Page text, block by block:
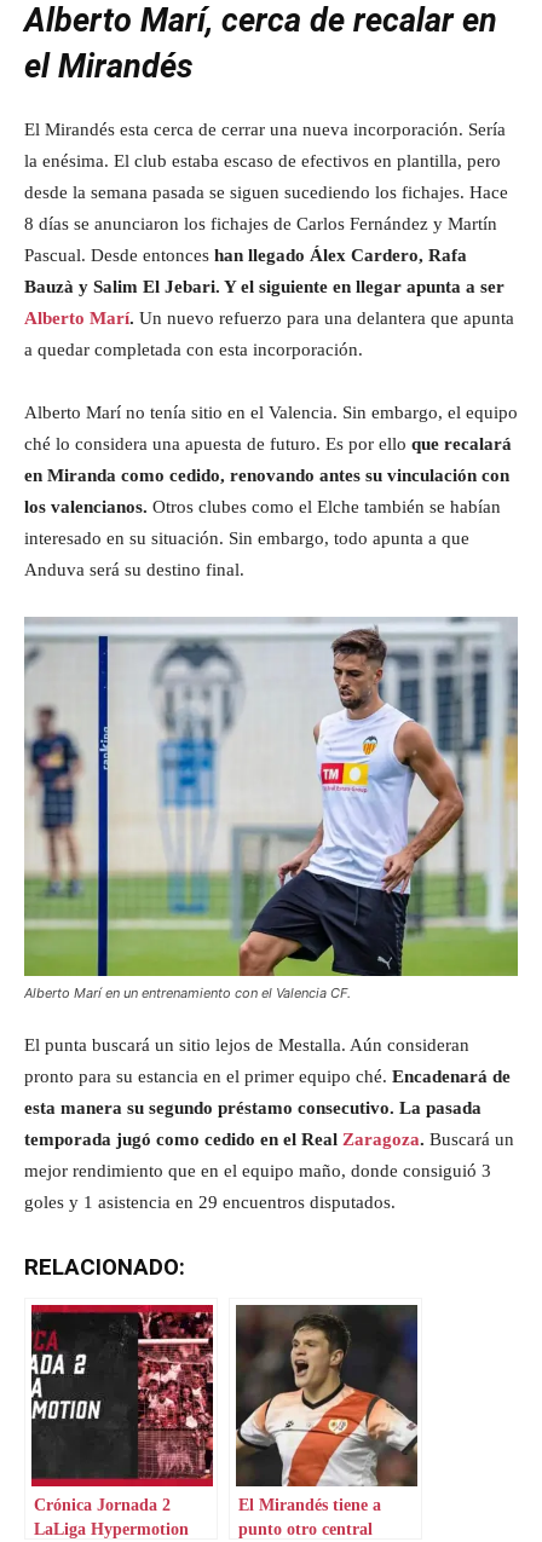
Alberto Marí, cerca de recalar en
el Mirandés
El Mirandés esta cerca de cerrar una nueva incorporación. Sería
la enésima. El club estaba escaso de efectivos en plantilla, pero
desde la semana pasada se siguen sucediendo los fichajes. Hace
8 días se anunciaron los fichajes de Carlos Fernández y Martín
Pascual. Desde entonces han llegado Álex Cardero, Rafa
Bauzà y Salim El Jebari. Y el siguiente en llegar apunta a ser
Alberto Marí. Un nuevo refuerzo para una delantera que apunta
a quedar completada con esta incorporación.
Alberto Marí no tenía sitio en el Valencia. Sin embargo, el equipo
ché lo considera una apuesta de futuro. Es por ello que recalará
en Miranda como cedido, renovando antes su vinculación con
los valencianos. Otros clubes como el Elche también se habían
interesado en su situación. Sin embargo, todo apunta a que
Anduva será su destino final.
Alberto Marí en un entrenamiento con el Valencia CF.
El punta buscará un sitio lejos de Mestalla. Aún consideran
pronto para su estancia en el primer equipo ché. Encadenará de
esta manera su segundo préstamo consecutivo. La pasada
temporada jugó como cedido en el Real Zaragoza. Buscará un
mejor rendimiento que en el equipo maño, donde consiguió 3
goles y 1 asistencia en 29 encuentros disputados.
RELACIONADO:
Crónica Jornada 2
LaLiga Hypermotion
El Mirandés tiene a
punto otro central